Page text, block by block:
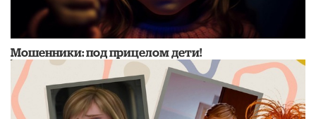
Мошенники: под прицелом дети!